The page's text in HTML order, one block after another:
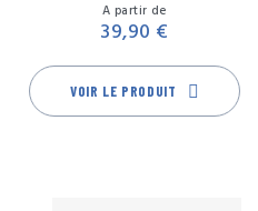
A partir de
39,90 €
VOIR LE PRODUIT